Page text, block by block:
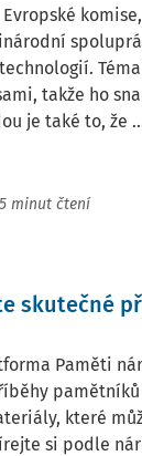
takže ho
je také to, že
5 minut čtení
skutečné
Paměti
které
si podle